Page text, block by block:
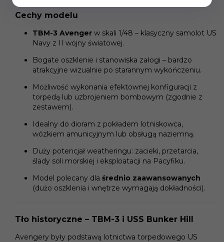
Cechy modelu
TBM-3 Avenger w skali 1/48 – klasyczny samolot US
Navy z II wojny światowej.
Bogate oszklenie i stanowiska załogi – bardzo
atrakcyjne wizualnie po starannym wykończeniu.
Możliwość wykonania efektownej konfiguracji z
torpedą lub uzbrojeniem bombowym (zgodnie z
zestawem).
Idealny do dioram z pokładem lotniskowca,
wózkiem amunicyjnym lub obsługą naziemną.
Duży potencjał weatheringu: zacieki, przetarcia,
ślady soli morskiej i eksploatacji na Pacyfiku.
Model polecany dla średnio zaawansowanych
(dużo oszklenia i wnętrze wymagają dokładności).
Tło historyczne – TBM-3 i USS Bunker Hill
Avengery były podstawą lotnictwa torpedowego US